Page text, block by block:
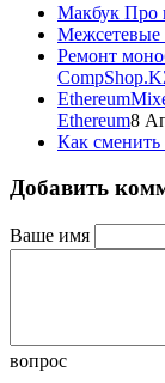
Макбук Про
Межсетевые
Ремонт
Ethereum8
Как
Добавить
Ваше имя
вопрос